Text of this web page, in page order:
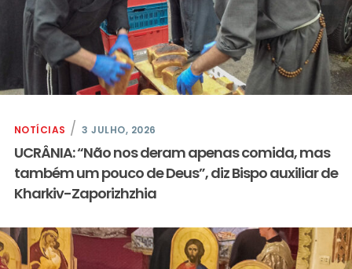
NOTÍCIAS 3 JULHO, 2026
UCRÂNIA: “Não nos deram apenas comida, mas
também um pouco de Deus”, diz Bispo auxiliar de
Kharkiv-Zaporizhzhia